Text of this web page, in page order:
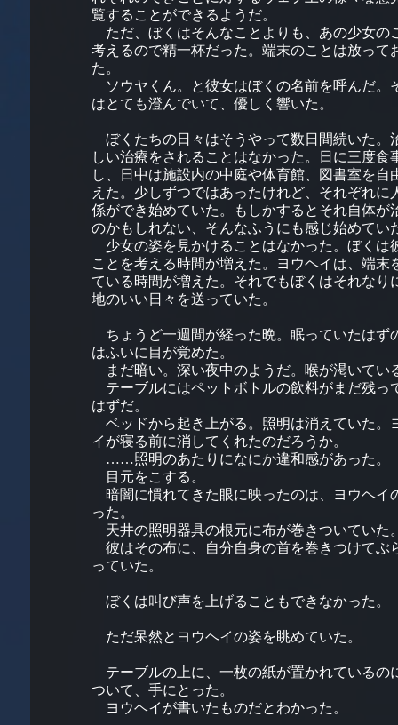
覧することができるようだ。
ただ、ぼくはそんなことよりも、あの少女の
考えるので精一杯だった。端末のことは放って
た。
ソウヤくん。と彼女はぼくの名前を呼んだ。
はとても澄んでいて、優しく響いた。
ぼくたちの日々はそうやって数日間続いた。
しい治療をされることはなかった。日に三度食
し、日中は施設内の中庭や体育館、図書室を自
えた。少しずつではあったけれど、それぞれに
係ができ始めていた。もしかするとそれ自体が
のかもしれない、そんなふうにも感じ始めてい
少女の姿を見かけることはなかった。ぼくは
ことを考える時間が増えた。ヨウヘイは、端末
ている時間が増えた。それでもぼくはそれなり
地のいい日々を送っていた。
ちょうど一週間が経った晩。眠っていたはず
はふいに目が覚めた。
まだ暗い。深い夜中のようだ。喉が渇いてい
テーブルにはペットボトルの飲料がまだ残っ
はずだ。
ベッドから起き上がる。照明は消えていた。
イが寝る前に消してくれたのだろうか。
……照明のあたりになにか違和感があった。
目元をこする。
暗闇に慣れてきた眼に映ったのは、ヨウヘイ
った。
天井の照明器具の根元に布が巻きついていた
彼はその布に、自分自身の首を巻きつけてぶ
っていた。
ぼくは叫び声を上げることもできなかった。
ただ呆然とヨウヘイの姿を眺めていた。
テーブルの上に、一枚の紙が置かれているの
ついて、手にとった。
ヨウヘイが書いたものだとわかった。